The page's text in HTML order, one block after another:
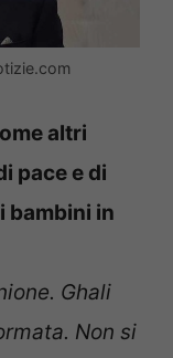
altri
pace e di
bambini in
Ghali
Non si